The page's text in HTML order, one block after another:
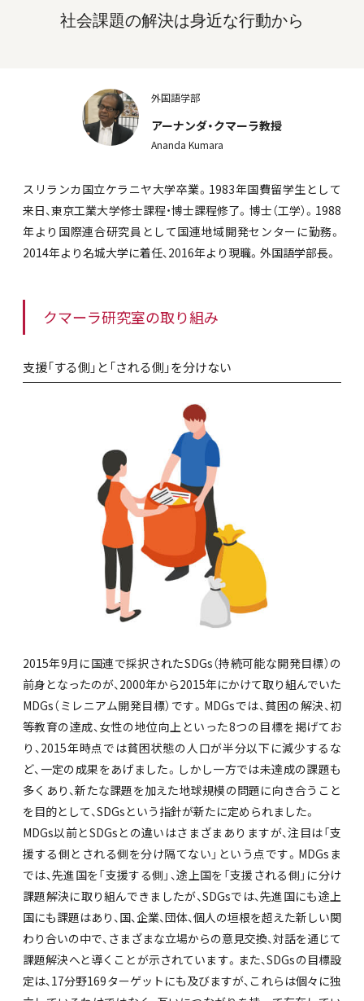
社会課題の解決は身近な行動から
外国語学部
アーナンダ・クマーラ教授
Ananda Kumara
スリランカ国立ケラニヤ大学卒業。1983年国費留学生として
来日、東京工業大学修士課程・博士課程修了。博士（工学）。1988
年より国際連合研究員として国連地域開発センターに勤務。
2014年より名城大学に着任、2016年より現職。外国語学部長。
クマーラ研究室の取り組み
支援「する側」と「される側」を分けない
2015年9月に国連で採択されたSDGs（持続可能な開発目標）の
前身となったのが、2000年から2015年にかけて取り組んでいた
MDGs（ミレニアム開発目標）です。MDGsでは、貧困の解決、初
等教育の達成、女性の地位向上といった8つの目標を掲げてお
り、2015年時点では貧困状態の人口が半分以下に減少するな
ど、一定の成果をあげました。しかし一方では未達成の課題も
多くあり、新たな課題を加えた地球規模の問題に向き合うこと
を目的として、SDGsという指針が新たに定められました。
MDGs以前とSDGsとの違いはさまざまありますが、注目は「支
援する側とされる側を分け隔てない」という点です。MDGsま
では、先進国を「支援する側」、途上国を「支援される側」に分け
課題解決に取り組んできましたが、SDGsでは、先進国にも途上
国にも課題はあり、国、企業、団体、個人の垣根を超えた新しい関
わり合いの中で、さまざまな立場からの意見交換、対話を通じて
課題解決へと導くことが示されています。また、SDGsの目標設
定は、17分野169ターゲットにも及びますが、これらは個々に独